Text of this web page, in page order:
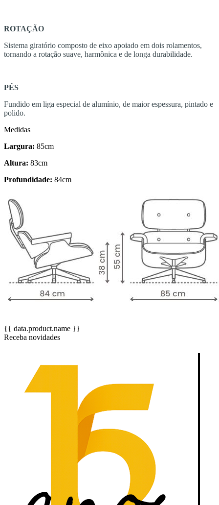
ROTAÇÃO
Sistema giratório composto de eixo apoiado em dois rolamentos,
tornando a rotação suave, harmônica e de longa durabilidade.
PÉS
Fundido em liga especial de alumínio, de maior espessura, pintado e
polido.
Medidas
Largura: 85cm
Altura: 83cm
Profundidade: 84cm
{{ data.product.name }}
Receba novidades